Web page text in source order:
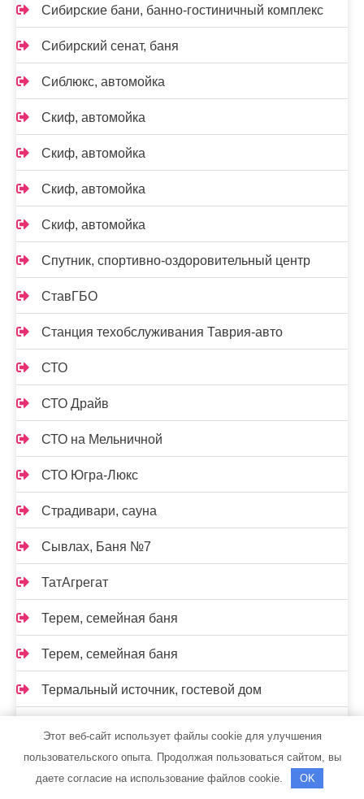
Сибирские бани, банно-гостиничный комплекс
Сибирский сенат, баня
Сиблюкс, автомойка
Скиф, автомойка
Скиф, автомойка
Скиф, автомойка
Скиф, автомойка
Спутник, спортивно-оздоровительный центр
СтавГБО
Станция техобслуживания Таврия-авто
СТО
СТО Драйв
СТО на Мельничной
СТО Югра-Люкс
Страдивари, сауна
Сывлах, Баня №7
ТатАгрегат
Терем, семейная баня
Терем, семейная баня
Термальный источник, гостевой дом
Технарь-диагностика, грузовая автомойка
Этот веб-сайт использует файлы cookie для улучшения
пользовательского опыта. Продолжая пользоваться сайтом, вы
даете согласие на использование файлов cookie.
OK